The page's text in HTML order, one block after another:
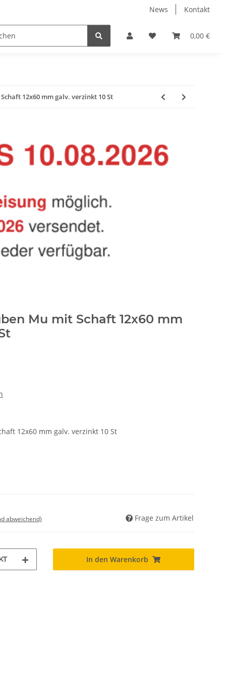
News Kontakt
0,00 €
Belüftung & Entlüftung
12x60 mm galv. verzinkt 10 St
Mu mit Schaft 12x60 mm
12x60 mm galv. verzinkt 10 St
abweichend) Frage zum Artikel
In den Warenkorb